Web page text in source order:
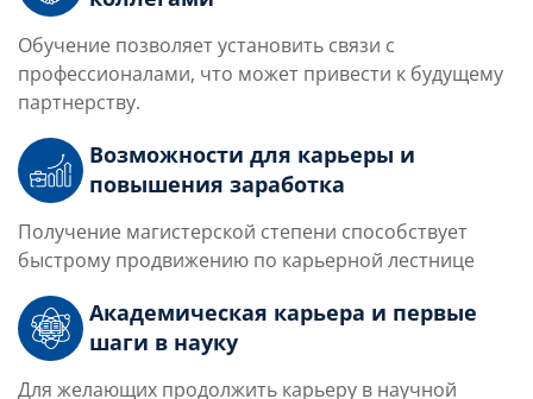
Обучение позволяет установить связи с
профессионалами, что может привести к будущему
партнерству.
Возможности для карьеры и
повышения заработка
Получение магистерской степени способствует
быстрому продвижению по карьерной лестнице
Академическая карьера и первые
шаги в науку
Для желающих продолжить карьеру в научной